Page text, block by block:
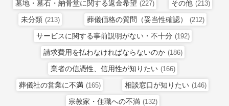
墓地・墓石・納骨堂に関する返金希望 (227) その他 (213)
未分類 (213) 葬儀価格の質問（妥当性確認） (212)
サービスに関する事前説明がない・不十分 (192)
請求費用を払わなければならないのか (186)
業者の信憑性、信用性が知りたい (166)
葬儀社の営業に不満 (165) 相談窓口が知りたい (146)
宗教家・住職への不満 (132)